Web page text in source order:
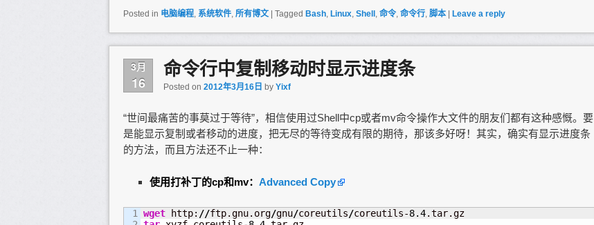
Posted in 电脑编程 系统软件 所有博文 | Tagged Bash Linux Shell 命令, 命令行 脚本 | Leave a reply
3月
16
命令行中复制移动时显示进度条
Posted on 2012年3月16日 by Yixf
“世间最痛苦的事莫过于等待”，相信使用过Shell中cp或者mv命令操作大文件的朋友们都有这种感慨。要
是能显示复制或者移动的进度，把无尽的等待变成有限的期待，那该多好呀！其实，确实有显示进度条
的方法，而且方法还不止一种：
使用打补丁的cp和mv： Advanced Copy
1
wget http: //ftp.gnu.org/gnu/coreutils/coreutils-8.4